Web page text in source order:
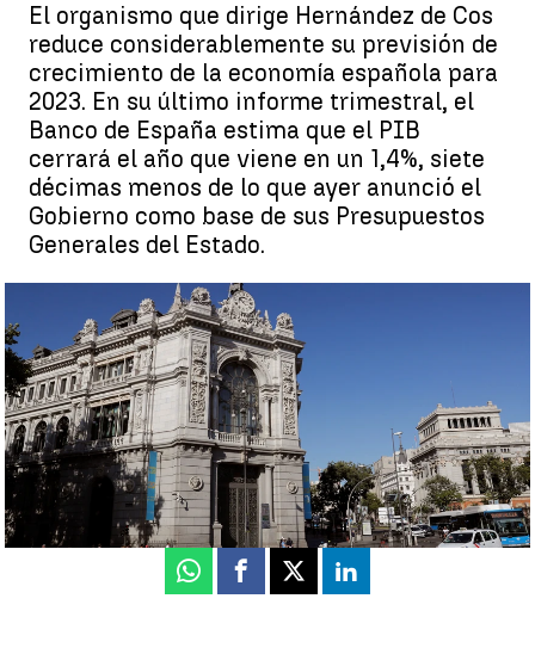
El organismo que dirige Hernández de Cos
reduce considerablemente su previsión de
crecimiento de la economía española para
2023. En su último informe trimestral, el
Banco de España estima que el PIB
cerrará el año que viene en un 1,4%, siete
décimas menos de lo que ayer anunció el
Gobierno como base de sus Presupuestos
Generales del Estado.
Fachada del Banco de España, en una fotografía de archivo |
Alberto Ramos
Publicado:05 de octubre de 2022, 13:25
Whatsapp
Facebook
X Linkedin